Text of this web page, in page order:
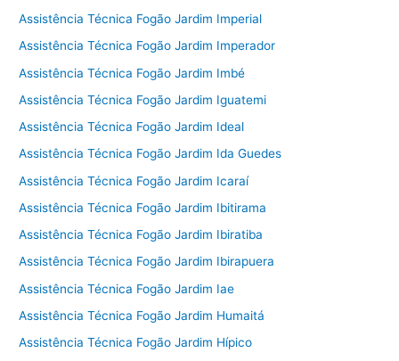
Assistência Técnica Fogão Jardim Imperial
Assistência Técnica Fogão Jardim Imperador
Assistência Técnica Fogão Jardim Imbé
Assistência Técnica Fogão Jardim Iguatemi
Assistência Técnica Fogão Jardim Ideal
Assistência Técnica Fogão Jardim Ida Guedes
Assistência Técnica Fogão Jardim Icaraí
Assistência Técnica Fogão Jardim Ibitirama
Assistência Técnica Fogão Jardim Ibiratiba
Assistência Técnica Fogão Jardim Ibirapuera
Assistência Técnica Fogão Jardim Iae
Assistência Técnica Fogão Jardim Humaitá
Assistência Técnica Fogão Jardim Hípico